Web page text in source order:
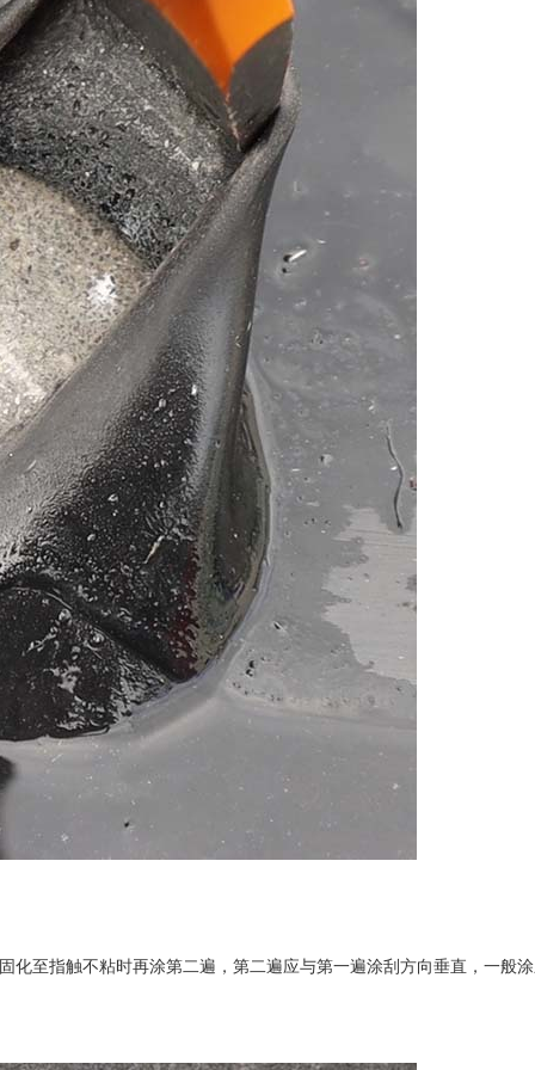
至指触不粘时再涂第二遍，第二遍应与第一遍涂刮方向垂直，一般